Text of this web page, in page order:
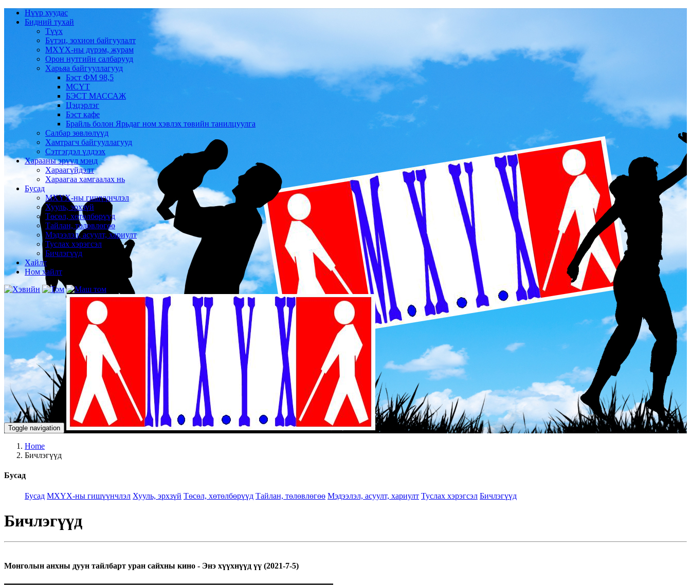
Нүүр хуудас
Бидний тухай
Түүх
Бүтэц, зохион байгуулалт
МХҮХ-ны дүрэм, журам
Орон нутгийн салбарууд
Харьяа байгууллагууд
Бэст ФМ 98,5
МСҮТ
БЭСТ МАССАЖ
Цэцэрлэг
Бэст кафе
Брайль болон Ярьдаг ном хэвлэх төвийн танилцуулга
Салбар зөвлөлүүд
Хамтрагч байгууллагууд
Сэтгэгдэл үлдээх
Харааны эрүүл мэнд
Хараагүйдэлт
Хараагаа хамгаалах нь
Бусад
МХҮХ-ны гишүүнчлэл
Хууль, эрхзүй
Төсөл, хөтөлбөрүүд
Тайлан, төлөвлөгөө
Мэдээлэл, асуулт, хариулт
Туслах хэрэгсэл
Бичлэгүүд
Хайлт
Ном хайлт
Toggle navigation
Home
Бичлэгүүд
Бусад
Бусад МХҮХ-ны гишүүнчлэл Хууль, эрхзүй Төсөл, хөтөлбөрүүд Тайлан, төлөвлөгөө Мэдээлэл, асуулт, хариулт Туслах хэрэгсэл Бичлэгүүд
Бичлэгүүд
Монголын анхны дуун тайлбарт уран сайхны кино - Энэ хүүхнүүд үү (2021-7-5)